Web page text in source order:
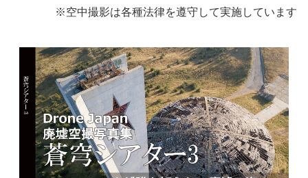
※空中撮影は各種法律を遵守して実施しています